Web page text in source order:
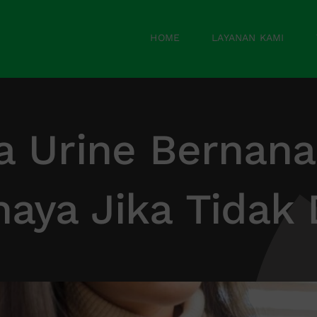
HOME LAYANAN KAMI
Urine
Jika Tidak